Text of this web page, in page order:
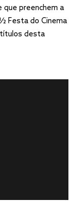
que preenchem a
Festa do Cinema
títulos desta